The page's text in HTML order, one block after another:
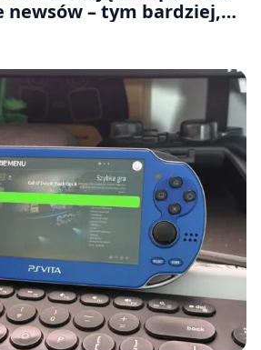
– tym bardziej,
z nimi po polsku